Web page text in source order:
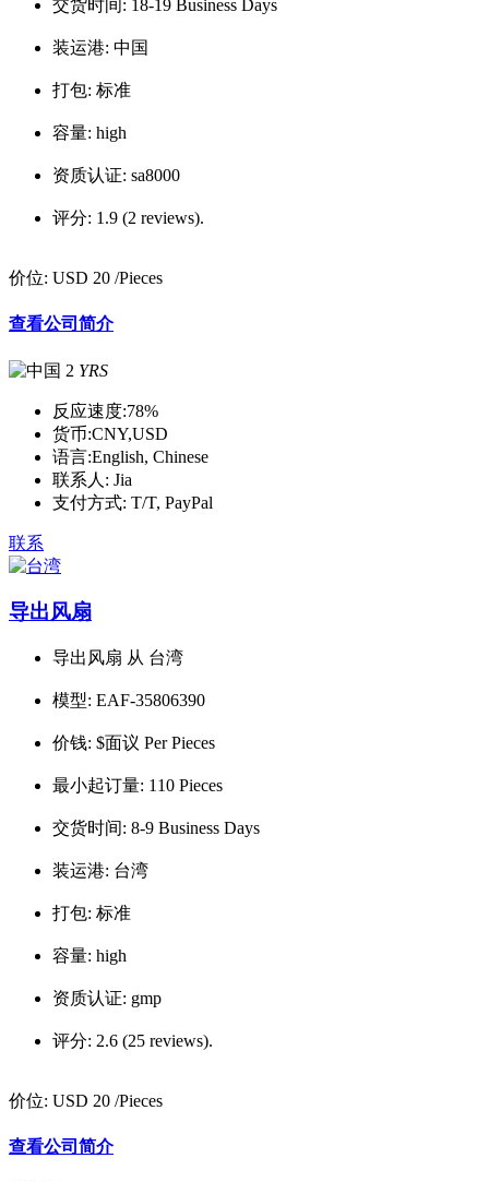
交货时间: 18-19 Business Days
装运港: 中国
打包: 标准
容量: high
资质认证: sa8000
评分: 1.9 (2 reviews).
价位: USD 20 /Pieces
查看公司简介
2 YRS
反应速度:78%
货币:CNY,USD
语言:English, Chinese
联系人: Jia
支付方式: T/T, PayPal
联系
导出风扇
导出风扇 从 台湾
模型: EAF-35806390
价钱: $面议 Per Pieces
最小起订量: 110 Pieces
交货时间: 8-9 Business Days
装运港: 台湾
打包: 标准
容量: high
资质认证: gmp
评分: 2.6 (25 reviews).
价位: USD 20 /Pieces
查看公司简介